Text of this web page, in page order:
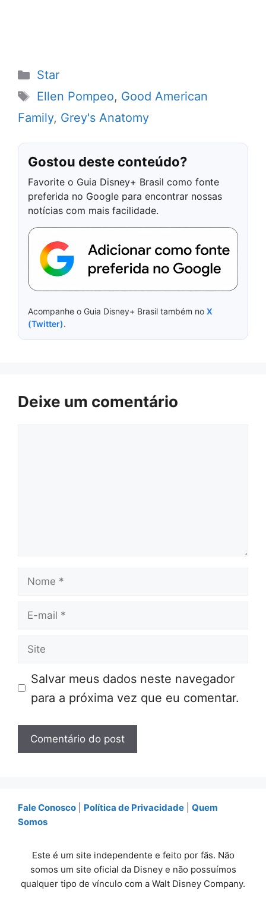
Categorias
Star
Tags
Ellen Pompeo, Good American
Family, Grey's Anatomy
Gostou deste conteúdo?
Favorite o Guia Disney+ Brasil como fonte
preferida no Google para encontrar nossas
notícias com mais facilidade.
Acompanhe o Guia Disney+ Brasil também no X
(Twitter).
Deixe um comentário
Nome
E-
Site
Salvar meus dados neste navegador
para a próxima vez que eu comentar.
Fale Conosco Política de Privacidade
Quem
Somos
Este é um site independente e feito por fãs. Não
somos um site oficial da Disney e não possuímos
qualquer tipo de vínculo com a Walt Disney Company.